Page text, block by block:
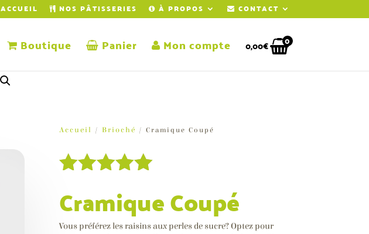
ACCUEIL NOS PÂTISSERIES À PROPOS CONTACT
Boutique Panier Mon compte 0,00€ 0
Accueil / Brioché / Cramique Coupé
sur 5
basé sur
Cramique Coupé
Vous préférez les raisins aux perles de sucre? Optez pour